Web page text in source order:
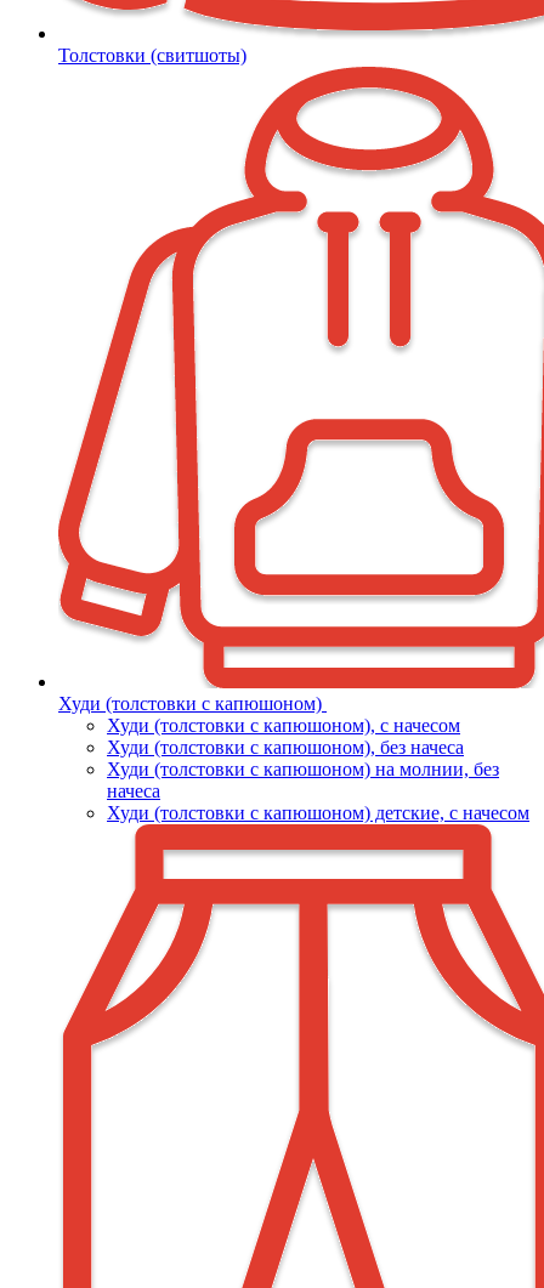
Толстовки (свитшоты)
Худи (толстовки с капюшоном)
Худи (толстовки c капюшоном), с начесом
Худи (толстовки c капюшоном), без начеса
Худи (толстовки с капюшоном) на молнии, без
начеса
Худи (толстовки c капюшоном) детские, с начесом